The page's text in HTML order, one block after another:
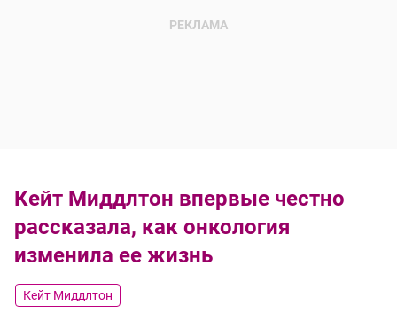
Кейт Миддлтон впервые честно
рассказала, как онкология
изменила ее жизнь
Кейт Миддлтон